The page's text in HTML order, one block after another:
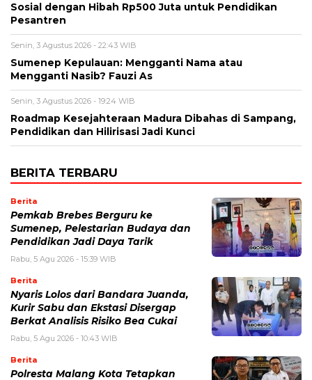
Sosial dengan Hibah Rp500 Juta untuk Pendidikan
Pesantren
Senin, 3 Agustus 2026 - 22:43 WIB
Sumenep Kepulauan: Mengganti Nama atau
Mengganti Nasib? Fauzi As
Senin, 3 Agustus 2026 - 19:24 WIB
Roadmap Kesejahteraan Madura Dibahas di Sampang,
Pendidikan dan Hilirisasi Jadi Kunci
BERITA TERBARU
Berita
Pemkab Brebes Berguru ke
Sumenep, Pelestarian Budaya dan
Pendidikan Jadi Daya Tarik
Rabu, 5 Agu 2026 - 15:39 WIB
Berita
Nyaris Lolos dari Bandara Juanda,
Kurir Sabu dan Ekstasi Disergap
Berkat Analisis Risiko Bea Cukai
Rabu, 5 Agu 2026 - 10:43 WIB
Berita
Polresta Malang Kota Tetapkan